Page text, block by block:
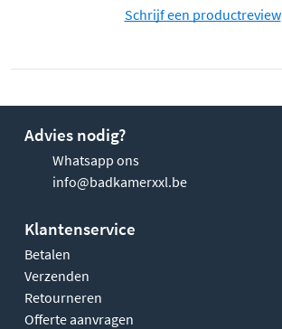
Schrijf een productreview
Advies nodig?
Whatsapp ons
info@badkamerxxl.be
Klantenservice
Betalen
Verzenden
Retourneren
Offerte aanvragen